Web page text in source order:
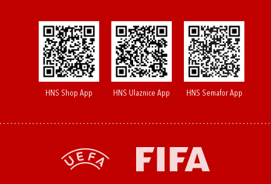
HNS Shop App HNS Ulaznice App HNS Semafor App